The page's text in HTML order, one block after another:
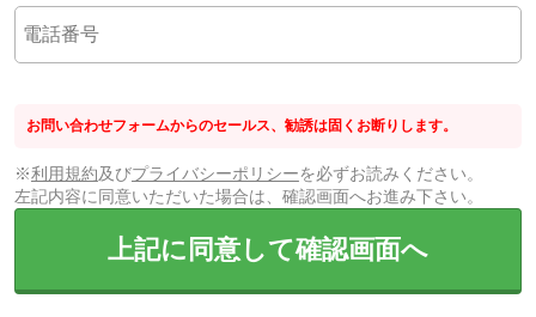
お問い合わせフォームからのセールス、勧誘は固くお断りします。
※利用規約及びプライバシーポリシーを必ずお読みください。
左記内容に同意いただいた場合は、確認画面へお進み下さい。
上記に同意して確認画面へ